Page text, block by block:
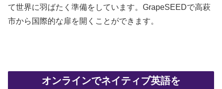
て世界に羽ばたく準備をしています。GrapeSEEDで高萩
市から国際的な扉を開くことができます。
オンラインでネイティブ英語を